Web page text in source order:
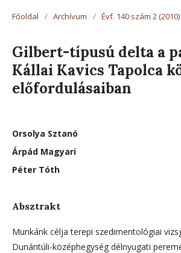
Főoldal / Archívum / Évf. 140 szám 2 (2010)
Gilbert-típusú delta a
Kállai Kavics Tapolca
előfordulásaiban
Orsolya Sztanó
Árpád Magyari
Péter Tóth
Absztrakt
Munkánk célja terepi szedimentológiai
Dunántúli-középhegység délnyugati